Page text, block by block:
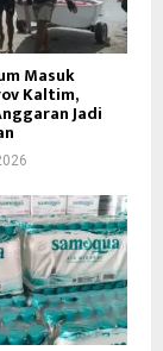
Masuk
Kaltim,
Jadi